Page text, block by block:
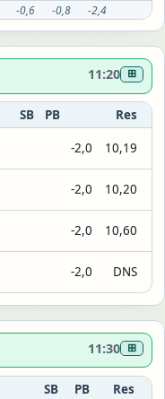
-0,6 -0,8 -2,4
11:20 ⊞
SB PB Res
-2,0 10,19
-2,0 10,20
-2,0 10,60
-2,0 DNS
11:30 ⊞
SB PB Res